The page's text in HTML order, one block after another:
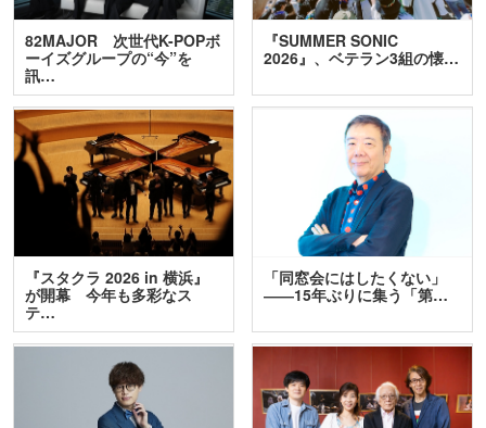
82MAJOR 次世代K-POPボ
ーイズグループの“今”を
訊…
『SUMMER SONIC
2026』、ベテラン3組の懐…
『スタクラ 2026 in 横浜』
が開幕 今年も多彩なス
テ…
「同窓会にはしたくない」
――15年ぶりに集う「第…